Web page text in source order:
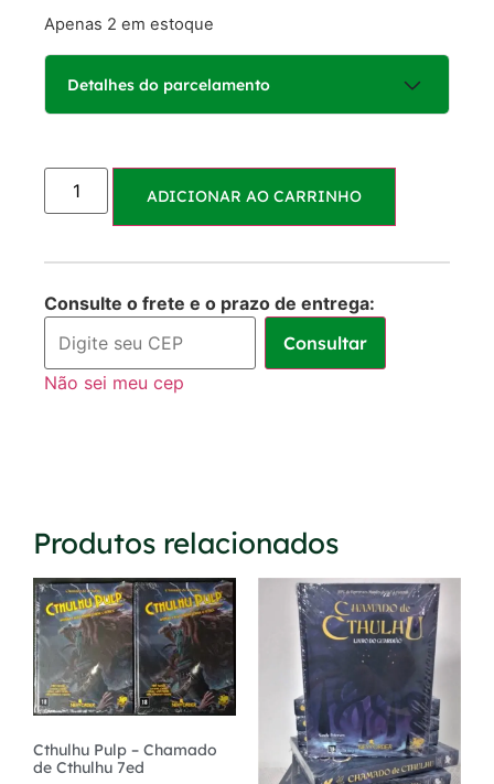
Apenas 2 em estoque
Detalhes do parcelamento
1x de R$325,00
sem juros
R$325,00
sem juros
sem juros
com juros
6x deR$58,02
com juros
R$348,12
7x de R$50,22
com juros
R$ 351,54
ADICIONAR AO CARRINHO
Consulte o frete e o prazo de entrega:
Consultar
Não sei meu cep
Produtos relacionados
Cthulhu Pulp – Chamado
de Cthulhu 7ed